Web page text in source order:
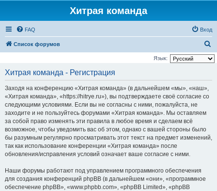
Хитрая команда
FAQ Вход
Список форумов
о
Язык:
Хитрая команда - Регистрация
Заходя на конференцию «Хитрая команда» (в дальнейшем «мы», «наш»,
«Хитрая команда», «https://hitrye.ru»), вы подтверждаете своё согласие со
следующими условиями. Если вы не согласны с ними, пожалуйста, не
заходите и не пользуйтесь форумами «Хитрая команда». Мы оставляем
за собой право изменять эти правила в любое время и сделаем всё
возможное, чтобы уведомить вас об этом, однако с вашей стороны было
бы разумным регулярно просматривать этот текст на предмет изменений,
так как использование конференции «Хитрая команда» после
обновления/исправления условий означает ваше согласие с ними.
Наши форумы работают под управлением программного обеспечения
для создания конференций phpBB (в дальнейшем «они», «программное
обеспечение phpBB», «www.phpbb.com», «phpBB Limited», «phpBB